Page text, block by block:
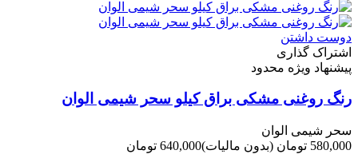
دوست داشتن
اشتراک گذاری
پیشنهاد ویژه محدود
رنگ روغنی مشکی براق کیلو سحر شیمی الوان
سحر شیمی الوان
580,000 تومان
(بدون مالیات)640,000 تومان